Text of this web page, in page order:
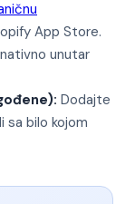
App Store.
unutar
Dodajte
sa bilo kojom